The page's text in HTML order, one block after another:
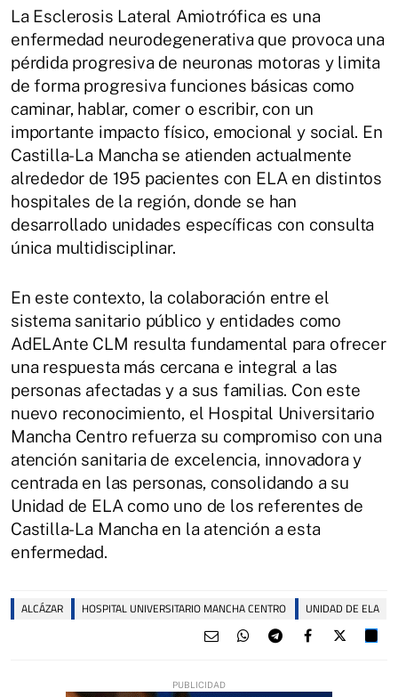
La Esclerosis Lateral Amiotrófica es una
enfermedad neurodegenerativa que provoca una
pérdida progresiva de neuronas motoras y limita
de forma progresiva funciones básicas como
caminar, hablar, comer o escribir, con un
importante impacto físico, emocional y social. En
Castilla-La Mancha se atienden actualmente
alrededor de 195 pacientes con ELA en distintos
hospitales de la región, donde se han
desarrollado unidades específicas con consulta
única multidisciplinar.
En este contexto, la colaboración entre el
sistema sanitario público y entidades como
AdELAnte CLM resulta fundamental para ofrecer
una respuesta más cercana e integral a las
personas afectadas y a sus familias. Con este
nuevo reconocimiento, el Hospital Universitario
Mancha Centro refuerza su compromiso con una
atención sanitaria de excelencia, innovadora y
centrada en las personas, consolidando a su
Unidad de ELA como uno de los referentes de
Castilla-La Mancha en la atención a esta
enfermedad.
ALCÁZAR HOSPITAL UNIVERSITARIO MANCHA CENTRO UNIDAD DE ELA